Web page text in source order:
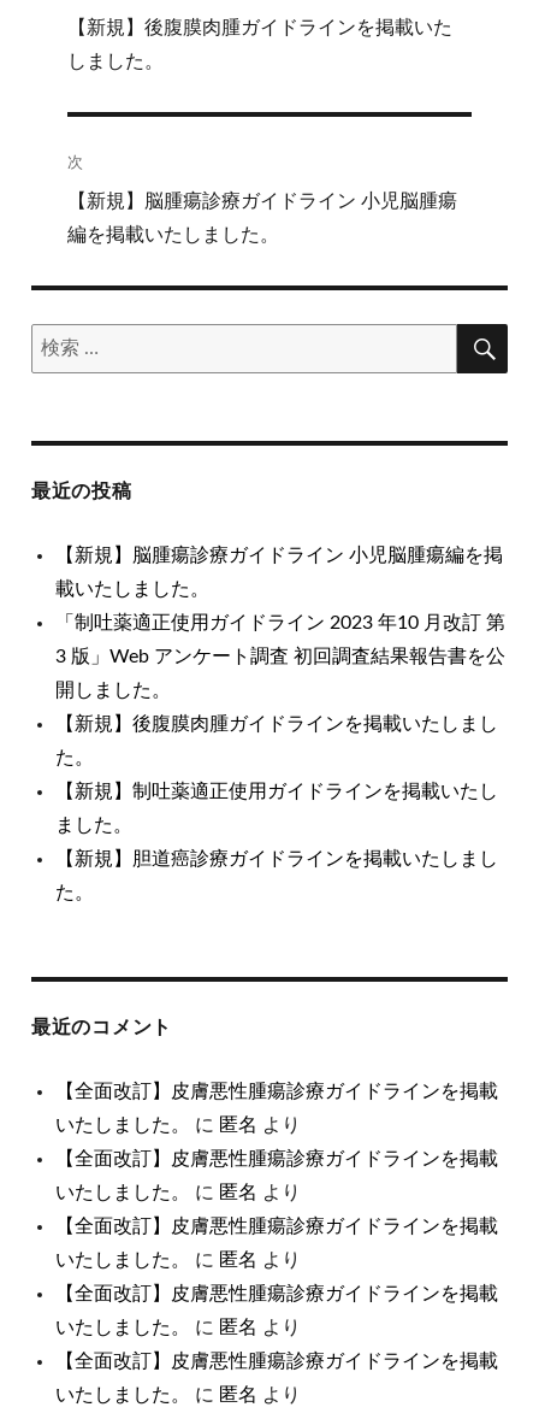
稿
ナ
ビ
ゲ
ー
ョ
ン
過
去
稿:
【新規】後腹膜肉腫ガイドラインを掲載いた
しました。
次
次
の
【新規】脳腫瘍診療ガイドライン 小児脳腫瘍
編を掲載いたしました。
検
索
象:
最近の投稿
【新規】脳腫瘍診療ガイドライン 小児脳腫瘍編を掲
載いたしました。
「制吐薬適正使用ガイドライン 2023 年10 月改訂 第
3 版」Web アンケート調査 初回調査結果報告書を公
開しました。
【新規】後腹膜肉腫ガイドラインを掲載いたしまし
た。
【新規】制吐薬適正使用ガイドラインを掲載いたし
ました。
【新規】胆道癌診療ガイドラインを掲載いたしまし
た。
最近のコメント
【全面改訂】皮膚悪性腫瘍診療ガイドラインを掲載
いたしました。
に 匿名 より
【全面改訂】皮膚悪性腫瘍診療ガイドラインを掲載
いたしました。
に 匿名 より
【全面改訂】皮膚悪性腫瘍診療ガイドラインを掲載
いたしました。
に 匿名 より
【全面改訂】皮膚悪性腫瘍診療ガイドラインを掲載
いたしました。
に 匿名 より
【全面改訂】皮膚悪性腫瘍診療ガイドラインを掲載
いたしました。
に 匿名 より